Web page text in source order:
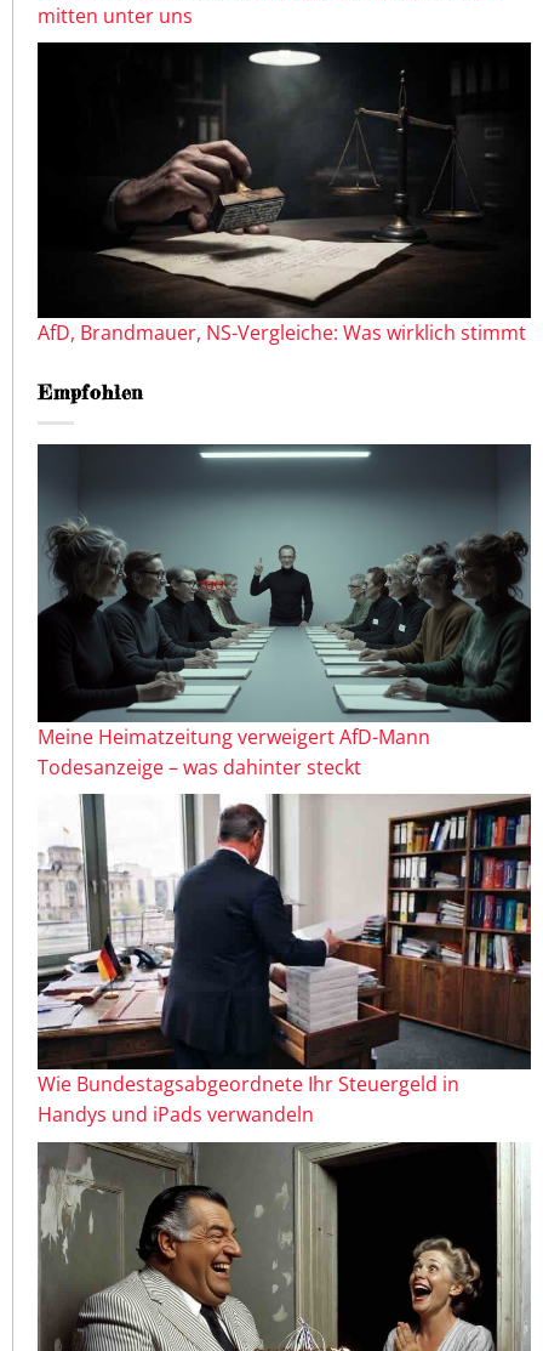
mitten unter uns
AfD, Brandmauer, NS-Vergleiche: Was wirklich stimmt
Empfohlen
Meine Heimatzeitung verweigert AfD-Mann
Todesanzeige – was dahinter steckt
Wie Bundestagsabgeordnete Ihr Steuergeld in
Handys und iPads verwandeln